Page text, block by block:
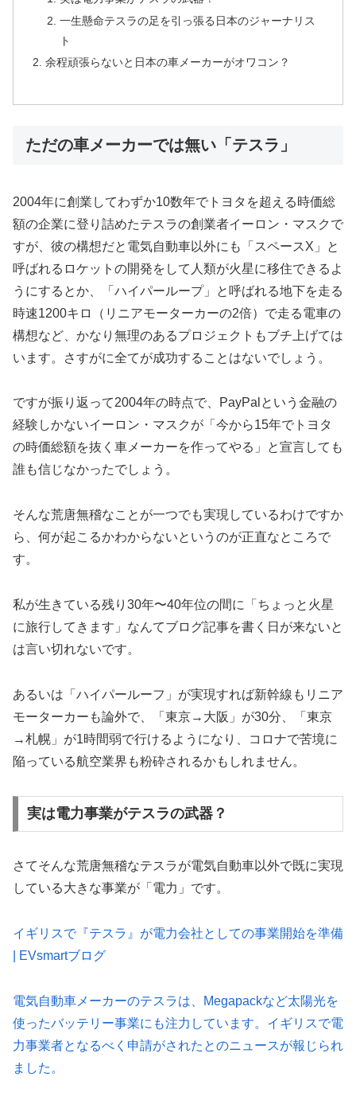
一生懸命テスラの足を引っ張る日本のジャーナリス
ト
余程頑張らないと日本の車メーカーがオワコン？
ただの車メーカーでは無い「テスラ」
2004年に創業してわずか10数年でトヨタを超える時価総
額の企業に登り詰めたテスラの創業者イーロン・マスクで
すが、彼の構想だと電気自動車以外にも「スペースX」と
呼ばれるロケットの開発をして人類が火星に移住できるよ
うにするとか、「ハイパーループ」と呼ばれる地下を走る
時速1200キロ（リニアモーターカーの2倍）で走る電車の
構想など、かなり無理のあるプロジェクトもブチ上げては
います。さすがに全てが成功することはないでしょう。
ですが振り返って2004年の時点で、PayPalという金融の
経験しかないイーロン・マスクが「今から15年でトヨタ
の時価総額を抜く車メーカーを作ってやる」と宣言しても
誰も信じなかったでしょう。
そんな荒唐無稽なことが一つでも実現しているわけですか
ら、何が起こるかわからないというのが正直なところで
す。
私が生きている残り30年〜40年位の間に「ちょっと火星
に旅行してきます」なんてブログ記事を書く日が来ないと
は言い切れないです。
あるいは「ハイパールーフ」が実現すれば新幹線もリニア
モーターカーも論外で、「東京→大阪」が30分、「東京
→札幌」が1時間弱で行けるようになり、コロナで苦境に
陥っている航空業界も粉砕されるかもしれません。
実は電力事業がテスラの武器？
さてそんな荒唐無稽なテスラが電気自動車以外で既に実現
している大きな事業が「電力」です。
イギリスで『テスラ』が電力会社としての事業開始を準備
| EVsmartブログ
電気自動車メーカーのテスラは、Megapackなど太陽光を
使ったバッテリー事業にも注力しています。イギリスで電
力事業者となるべく申請がされたとのニュースが報じられ
ました。